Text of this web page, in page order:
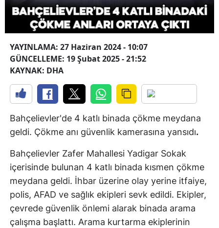
YAYINLAMA: 27 Haziran 2024 - 10:07
GÜNCELLEME: 19 Şubat 2025 - 21:52
KAYNAK: DHA
Bahçelievler'de 4 katlı binada çökme meydana
geldi. Çökme anı güvenlik kamerasına yansıdı.
Bahçelievler Zafer Mahallesi Yadigar Sokak
içerisinde bulunan 4 katlı binada kısmen çökme
meydana geldi. İhbar üzerine olay yerine itfaiye,
polis, AFAD ve sağlık ekipleri sevk edildi. Ekipler,
çevrede güvenlik önlemi alarak binada arama
çalışma başlattı. Arama kurtarma ekiplerinin